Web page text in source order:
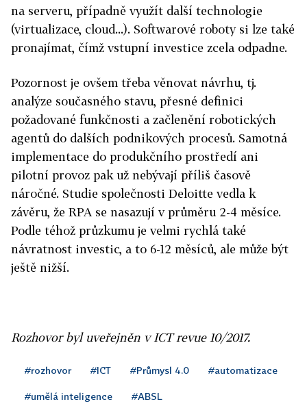
na serveru, případně využít další technologie
(virtualizace, cloud...). Softwarové roboty si lze také
pronajímat, čímž vstupní investice zcela odpadne.
Pozornost je ovšem třeba věnovat návrhu, tj.
analýze současného stavu, přesné definici
požadované funkčnosti a začlenění robotických
agentů do dalších podnikových procesů. Samotná
implementace do produkčního prostředí ani
pilotní provoz pak už nebývají příliš časově
náročné. Studie společnosti Deloitte vedla k
závěru, že RPA se nasazují v průměru 2-4 měsíce.
Podle téhož průzkumu je velmi rychlá také
návratnost investic, a to 6-12 měsíců, ale může být
ještě nižší.
Rozhovor byl uveřejněn v ICT revue 10/2017.
#rozhovor #ICT #Průmysl 4.0 #automatizace
#umělá inteligence #ABSL